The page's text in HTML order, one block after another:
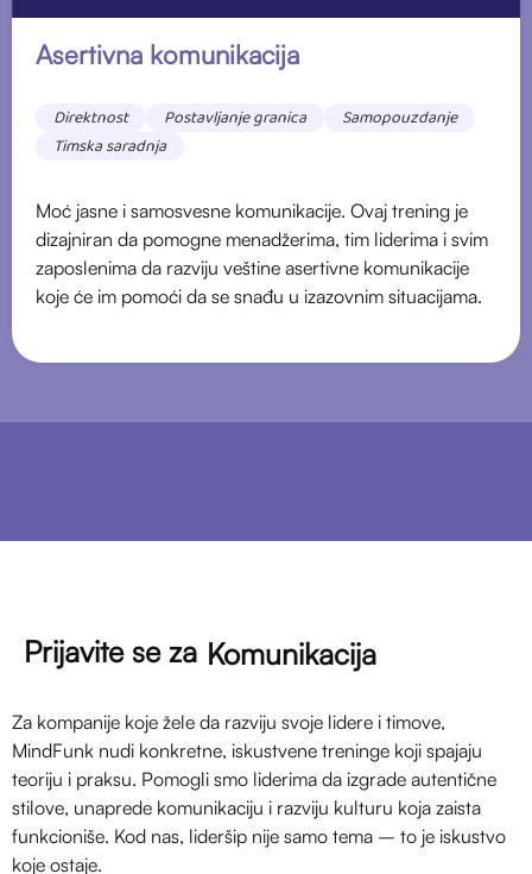
Asertivna komunikacija
Direktnost Postavljanje granica
Samopouzdanje
Timska saradnja
Moć jasne i samosvesne komunikacije. Ovaj trening je
dizajniran da pomogne menadžerima, tim liderima i svim
zaposlenima da razviju veštine asertivne komunikacije
koje će im pomoći da se snađu u izazovnim situacijama.
Prijavite se za Komunikacija
Za kompanije koje žele da razviju svoje lidere i timove,
MindFunk nudi konkretne, iskustvene treninge koji spajaju
teoriju i praksu. Pomogli smo liderima da izgrade autentične
stilove, unaprede komunikaciju i razviju kulturu koja zaista
funkcioniše. Kod nas, lideršip nije samo tema – to je iskustvo
koje ostaje.